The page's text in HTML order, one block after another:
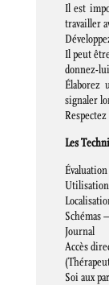
Il est
travailler
Il peut
donnez-lui
Élaborez
signaler
Les
Utilisation
Schémas
Journal
Accès
Soi aux